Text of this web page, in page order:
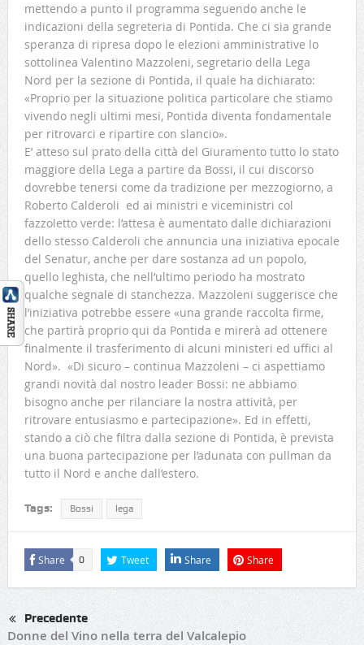
mettendo a punto il programma seguendo anche le
indicazioni della segreteria di Pontida. Che ci sia grande
speranza di ripresa dopo le elezioni amministrative lo
sottolinea Valentino Mazzoleni, segretario della Lega
Nord per la sezione di Pontida, il quale ha dichiarato:
«Proprio per la situazione politica particolare che stiamo
vivendo negli ultimi mesi, Pontida diventa fondamentale
per ritrovarci e ripartire con slancio».
E’ atteso sul prato della città del Giuramento tutto lo stato
maggiore della Lega a partire da Bossi, il cui discorso
dovrebbe tenersi come da tradizione per mezzogiorno, a
Roberto Calderoli ed ai ministri e viceministri col
fazzoletto verde: l’attesa è aumentato dalle dichiarazioni
dello stesso Calderoli che annuncia una iniziativa epocale
del Senatur, anche per dare sostanza ad un popolo,
quello leghista, che nell’ultimo periodo ha mostrato
qualche segnale di stanchezza. Mazzoleni suggerisce che
l’iniziativa potrebbe essere «una grande raccolta firme,
che partirà proprio qui da Pontida e mirerà ad ottenere
finalmente il trasferimento di alcuni ministeri ed uffici al
Nord». «Di sicuro – continua Mazzoleni – ci aspettiamo
grandi novità dal nostro leader Bossi: ne abbiamo
bisogno anche per rilanciare la nostra attività, per
ritrovare entusiasmo e partecipazione». Ed in effetti,
stando a ciò che filtra dalla sezione di Pontida, è prevista
una buona partecipazione per l’adunata con pullman da
tutto il Nord e anche dall’estero.
Tags: Bossi lega
Share 0 Tweet Share Share
Precedente
Donne del Vino nella terra del Valcalepio